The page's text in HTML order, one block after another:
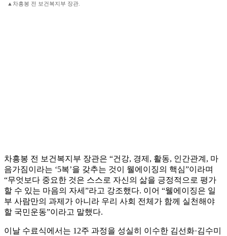
▲차흥봉 전 보건복지부 장관.
차흥봉 전 보건복지부 장관은 “건강, 경제, 활동, 인간관계, 마
음가짐이라는 ‘5복’을 갖추는 것이 웰에이징의 핵심”이라며
“무엇보다 중요한 것은 스스로 자신의 삶을 긍정적으로 평가
할 수 있는 마음의 자세”라고 강조했다. 이어 “웰에이징은 일
부 사람만의 과제가 아니라 우리 사회 전체가 함께 실천해야
할 국민운동”이라고 말했다.
이날 수료식에서는 12주 과정을 성실히 이수한 김선화·김수미